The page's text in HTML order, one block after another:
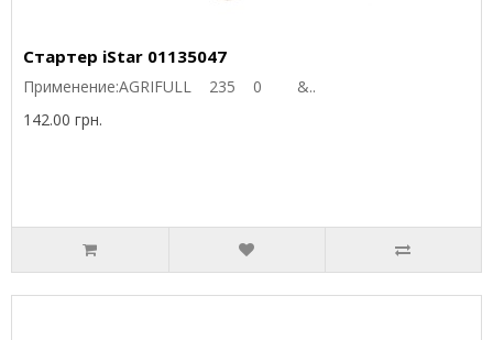
Стартер iStar 01135047
Применение:AGRIFULL 235 0 &..
142.00 грн.